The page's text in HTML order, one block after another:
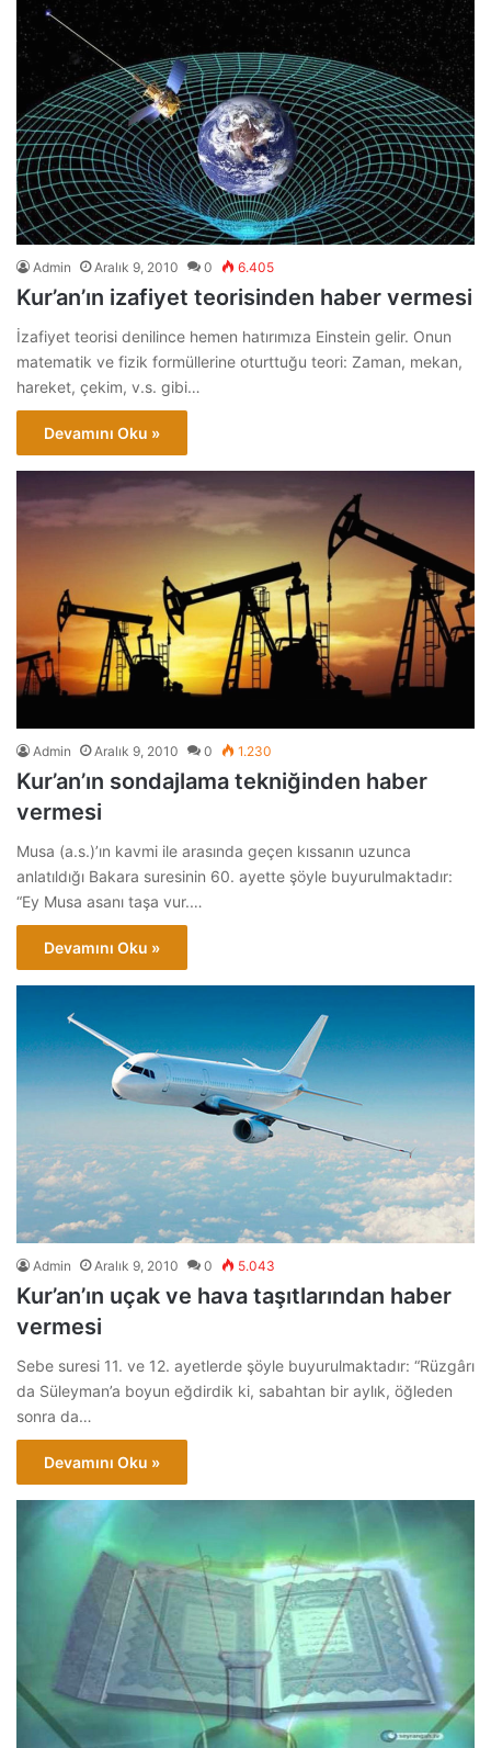
Admin Aralık 9, 2010 0 6.405
Kur’an’ın izafiyet teorisinden haber vermesi
İzafiyet teorisi denilince hemen hatırımıza Einstein gelir. Onun
matematik ve fizik formüllerine oturttuğu teori: Zaman, mekan,
hareket, çekim, v.s. gibi…
Devamını Oku »
Admin Aralık 9, 2010 0 1.230
Kur’an’ın sondajlama tekniğinden haber
vermesi
Musa (a.s.)’ın kavmi ile arasında geçen kıssanın uzunca
anlatıldığı Bakara suresinin 60. ayette şöyle buyurulmaktadır:
“Ey Musa asanı taşa vur.…
Devamını Oku »
Admin Aralık 9, 2010 0 5.043
Kur’an’ın uçak ve hava taşıtlarından haber
vermesi
Sebe suresi 11. ve 12. ayetlerde şöyle buyurulmaktadır: “Rüzgârı
da Süleyman’a boyun eğdirdik ki, sabahtan bir aylık, öğleden
sonra da…
Devamını Oku »